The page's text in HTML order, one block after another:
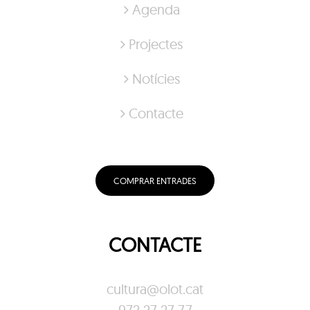
Agenda
Projectes
Notícies
Contacte
COMPRAR ENTRADES
CONTACTE
cultura@olot.cat